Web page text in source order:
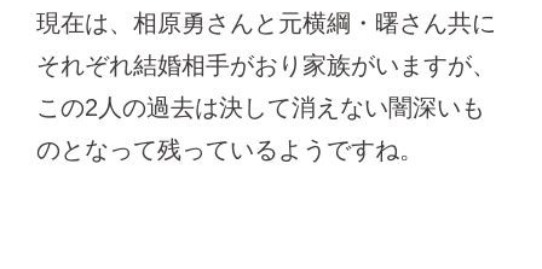
現在は、相原勇さんと元横綱・曙さん共に
それぞれ結婚相手がおり家族がいますが、
この2人の過去は決して消えない闇深いも
のとなって残っているようですね。